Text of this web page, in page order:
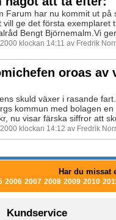
Farum har nu kommit ut på
vill ge det första exemplaret
Bengt Björnemalm.Vi
klockan 14:11 av Fredrik
oroas av
skuld växer i rasande
kommun med bolagen
nu visar färska siffror att
klockan 14:12 av Fredrik
Har du missat
2006 2007 2008 2009 2010
Kundservice